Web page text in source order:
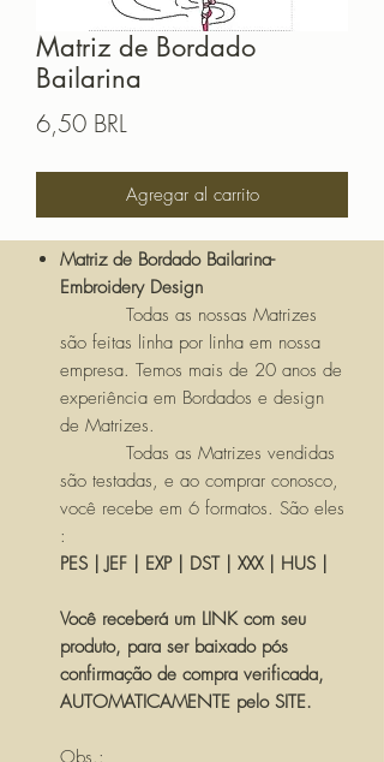
Matriz de Bordado
Bailarina
6,50 BRL
Agregar al carrito
Matriz de Bordado Bailarina-
Embroidery Design
Todas as nossas Matrizes
são feitas linha por linha em nossa
empresa. Temos mais de 20 anos de
experiência em Bordados e design
de Matrizes.
Todas as Matrizes vendidas
são testadas, e ao comprar conosco,
você recebe em 6 formatos. São eles
:
PES | JEF | EXP | DST | XXX | HUS |
Você receberá um LINK com seu
produto, para ser baixado pós
confirmação de compra verificada,
AUTOMATICAMENTE pelo SITE.